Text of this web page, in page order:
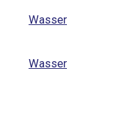
Wasser
Wasser